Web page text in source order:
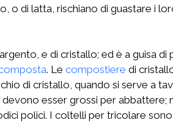
o di latta, rischiano di guastare i
e di cristallo; ed è a guisa
. Le compostiere di
di cristallo, quando si serve a
esser grossi per
polici. I coltelli per tricolare